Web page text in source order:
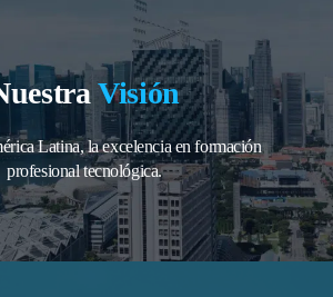
Visión
Latina, la excelencia en formación
profesional tecnológica.